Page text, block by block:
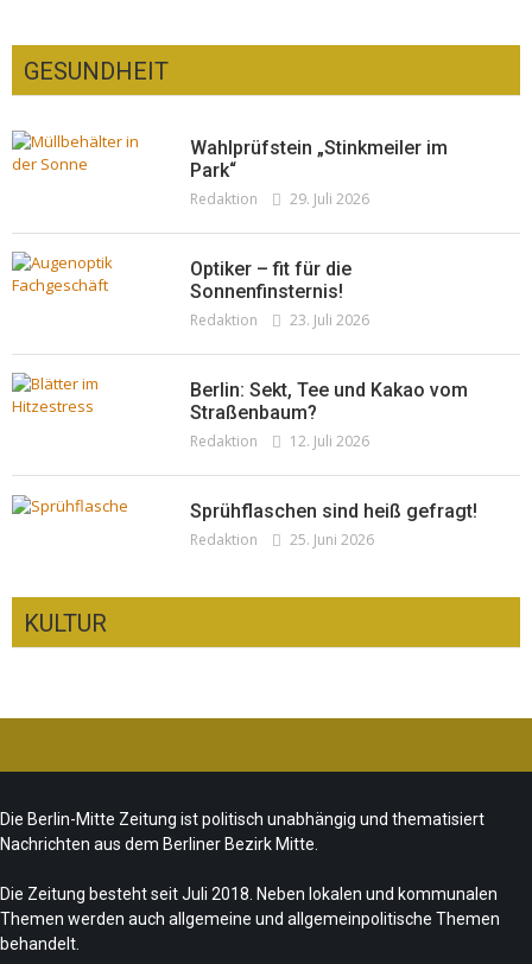
GESUNDHEIT
Wahlprüfstein „Stinkmeiler im
Park“
Redaktion 29. Juli 2026
Optiker – fit für die
Sonnenfinsternis!
Redaktion 23. Juli 2026
Berlin: Sekt, Tee und Kakao vom
Straßenbaum?
Redaktion 12. Juli 2026
Sprühflaschen sind heiß gefragt!
Redaktion 25. Juni 2026
KULTUR
zeitgemäß?
CSD-Anschlag: Trauer und politische
Folgerungen
music
Team/Redaktion 21. Juni 2026
„Les Amoureuses“ zur Fête de la Musique
Die Berlin-Mitte Zeitung ist politisch unabhängig und thematisiert
Nachrichten aus dem Berliner Bezirk Mitte.
Die Zeitung besteht seit Juli 2018. Neben lokalen und kommunalen
Themen werden auch allgemeine und allgemeinpolitische Themen
behandelt.